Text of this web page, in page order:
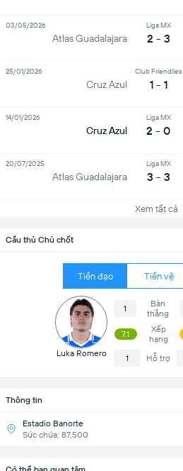
Cầu thủ Chủ chốt
Tiền đạo Tiền vệ
Luka Romero
1
Bàn
thắng
7.1
Xếp
hạng
1 Hỗ trợ
Thông tin
Estadio Banorte
Sức chứa: 87,500
Atlas Guadalajara
Liga MX
2 - 3
03/05/2026
Cruz Azul
Club Friendlies
1 - 1
25/01/2026
Cruz Azul
Liga MX
2 - 0
14/01/2026
Atlas Guadalajara
Liga MX
3 - 3
20/07/2025
Xem tất cả